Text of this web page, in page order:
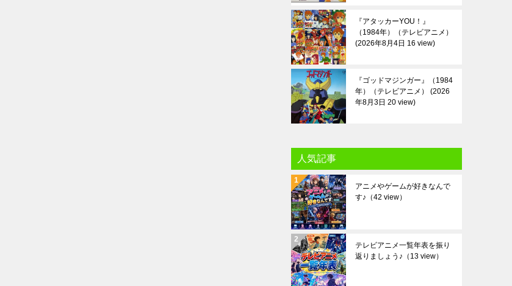
『アタッカーYOU！』
（1984年）（テレビアニメ）
2026年8月4日 16 view
『ゴッドマジンガー』（1984
年）（テレビアニメ）
2026
年8月3日 20 view
人気記事
アニメやゲームが好きなんで
す♪ （42 view）
テレビアニメ一覧年表を振り
返りましょう♪ （13 view）